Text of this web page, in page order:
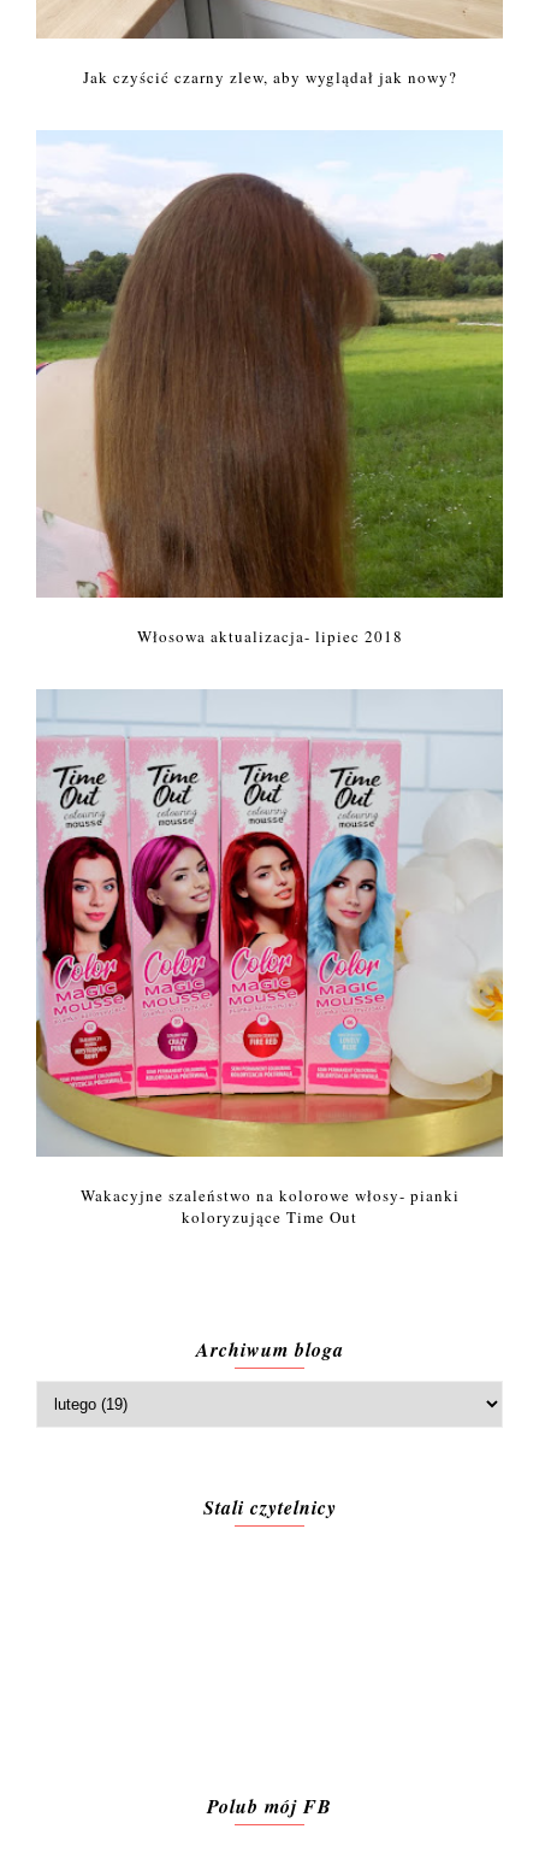
Jak czyścić czarny zlew, aby wyglądał jak nowy?
Włosowa aktualizacja- lipiec 2018
Wakacyjne szaleństwo na kolorowe włosy- pianki
koloryzujące Time Out
Archiwum bloga
Stali czytelnicy
Polub mój FB